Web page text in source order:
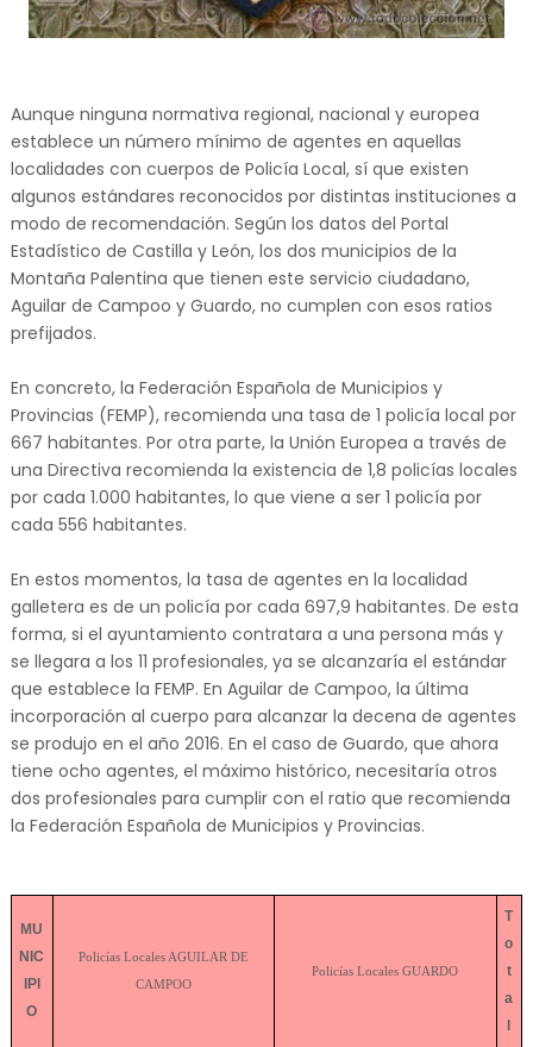
Aunque ninguna normativa regional, nacional y europea
establece un número mínimo de agentes en aquellas
localidades con cuerpos de Policía Local, sí que existen
algunos estándares reconocidos por distintas instituciones a
modo de recomendación. Según los datos del Portal
Estadístico de Castilla y León, los dos municipios de la
Montaña Palentina que tienen este servicio ciudadano,
Aguilar de Campoo y Guardo, no cumplen con esos ratios
prefijados.
En concreto,la Federación Española de Municipios y
Provincias (FEMP), recomienda una tasa de 1 policía local por
667 habitantes. Por otra parte, la Unión Europea a través de
una Directiva recomienda la existencia de 1,8 policías locales
por cada 1.000 habitantes, lo que viene a ser 1 policía por
cada 556 habitantes.
En estos momentos, la tasa de agentes en la localidad
galletera es de un policía por cada 697,9 habitantes. De esta
forma, si el ayuntamiento contratara a una persona más y
se llegara a los 11 profesionales, ya se alcanzaría el estándar
que establece la FEMP. En Aguilar de Campoo, la última
incorporación al cuerpo para alcanzar la decena de agentes
se produjo en el año 2016. En el caso de Guardo, que ahora
tiene ocho agentes, el máximo histórico, necesitaría otros
dos profesionales para cumplir con el ratio que recomienda
la Federación Española de Municipios y Provincias.
MU
NIC
IPI
O
Policías Locales AGUILAR DE
CAMPOO
Policías Locales GUARDO
T
o
t
a